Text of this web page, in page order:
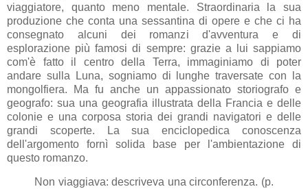
viaggiatore, quanto meno mentale. Straordinaria la sua
produzione che conta una sessantina di opere e che ci ha
consegnato alcuni dei romanzi d'avventura e di
esplorazione più famosi di sempre: grazie a lui sappiamo
com'è fatto il centro della Terra, immaginiamo di poter
andare sulla Luna, sogniamo di lunghe traversate con la
mongolfiera. Ma fu anche un appassionato storiografo e
geografo: sua una geografia illustrata della Francia e delle
colonie e una corposa storia dei grandi navigatori e delle
grandi scoperte. La sua enciclopedica conoscenza
dell'argomento fornì solida base per l'ambientazione di
questo romanzo.
Non viaggiava: descriveva una circonferenza. (p.